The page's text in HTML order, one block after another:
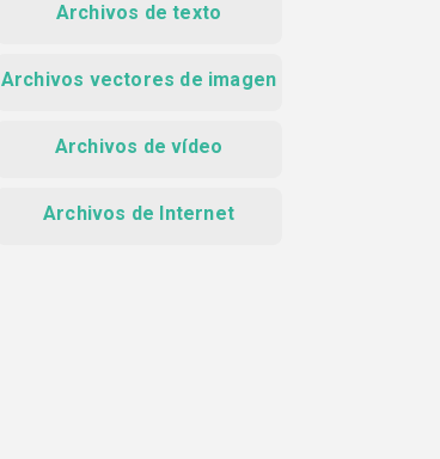
Archivos de texto
Archivos vectores de imagen
Archivos de vídeo
Archivos de Internet